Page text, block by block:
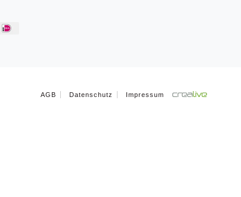
AGB Datenschutz Impressum